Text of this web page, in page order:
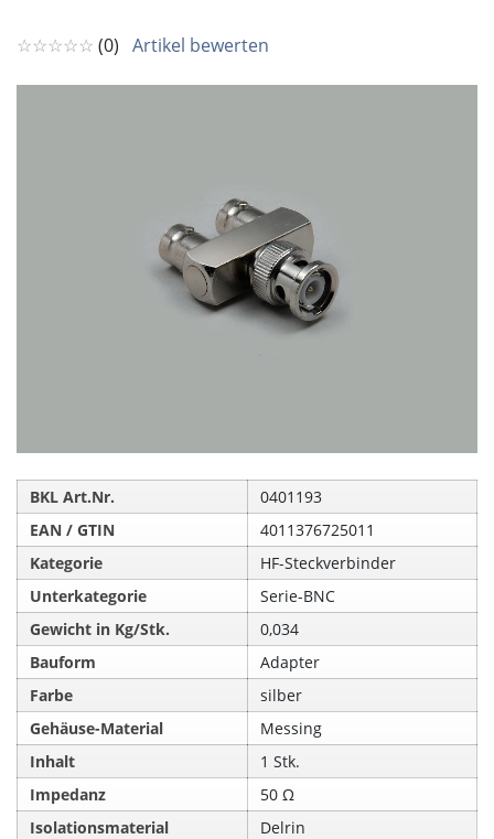
☆☆☆☆☆ (0) Artikel bewerten
BKL Art.Nr.
0401193
EAN / GTIN
4011376725011
Kategorie
HF-Steckverbinder
Unterkategorie
Serie-BNC
Gewicht in Kg/Stk.
0,034
Bauform
Adapter
Farbe
silber
Gehäuse-Material
Messing
Inhalt
1 Stk.
Impedanz
50 Ω
Isolationsmaterial
Delrin